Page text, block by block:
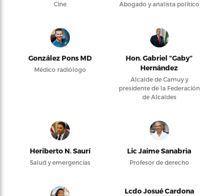
Cine Abogado y analista político
González Pons MD
Médico radiólogo
Hon. Gabriel “Gaby”
Hernández
Alcalde de Camuy y
presidente de la Federación
de Alcaldes
Heriberto N. Saurí
Salud y emergencias
Lic Jaime Sanabria
Profesor de derecho
Lcdo Josué Cardona